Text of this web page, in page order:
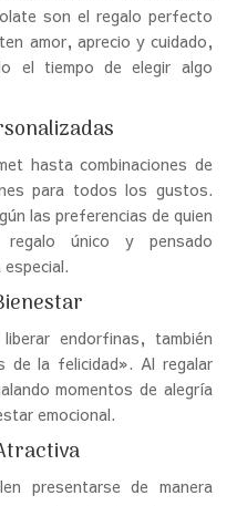
son el regalo perfecto
amor, aprecio y cuidado,
el tiempo de elegir algo
hasta combinaciones de
para todos los gustos.
las preferencias de quien
único y pensado
endorfinas, también
de la felicidad». Al regalar
momentos de alegría
emocional.
presentarse de manera